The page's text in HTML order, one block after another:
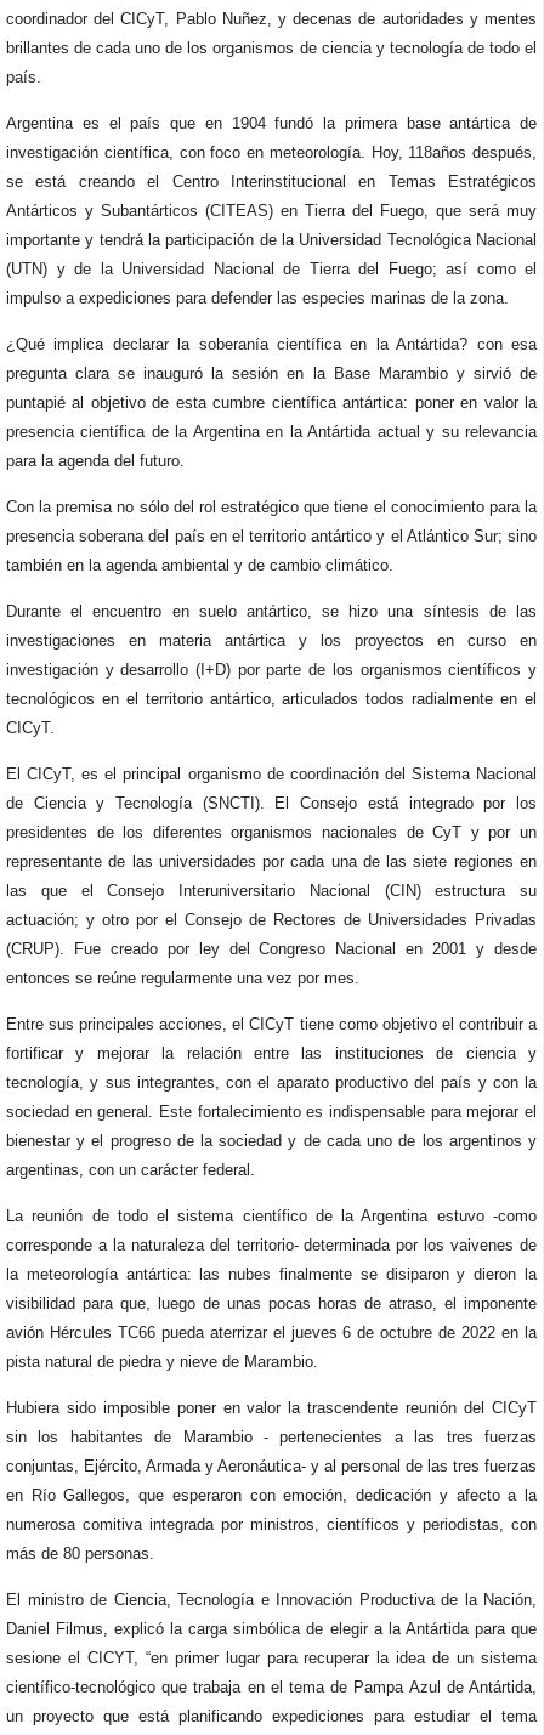
coordinador del CICyT, Pablo Nuñez, y decenas de autoridades y mentes
brillantes de cada uno de los organismos de ciencia y tecnología de todo el
país.
Argentina es el país que en 1904 fundó la primera base antártica de
investigación científica, con foco en meteorología. Hoy, 118años después,
se está creando el Centro Interinstitucional en Temas Estratégicos
Antárticos y Subantárticos (CITEAS) en Tierra del Fuego, que será muy
importante y tendrá la participación de la Universidad Tecnológica Nacional
(UTN) y de la Universidad Nacional de Tierra del Fuego; así como el
impulso a expediciones para defender las especies marinas de la zona.
¿Qué implica declarar la soberanía científica en la Antártida? con esa
pregunta clara se inauguró la sesión en la Base Marambio y sirvió de
puntapié al objetivo de esta cumbre científica antártica: poner en valor la
presencia científica de la Argentina en la Antártida actual y su relevancia
para la agenda del futuro.
Con la premisa no sólo del rol estratégico que tiene el conocimiento para la
presencia soberana del país en el territorio antártico y el Atlántico Sur; sino
también en la agenda ambiental y de cambio climático.
Durante el encuentro en suelo antártico, se hizo una síntesis de las
investigaciones en materia antártica y los proyectos en curso en
investigación y desarrollo (I+D) por parte de los organismos científicos y
tecnológicos en el territorio antártico, articulados todos radialmente en el
CICyT.
El CICyT, es el principal organismo de coordinación del Sistema Nacional
de Ciencia y Tecnología (SNCTI). El Consejo está integrado por los
presidentes de los diferentes organismos nacionales de CyT y por un
representante de las universidades por cada una de las siete regiones en
las que el Consejo Interuniversitario Nacional (CIN) estructura su
actuación; y otro por el Consejo de Rectores de Universidades Privadas
(CRUP). Fue creado por ley del Congreso Nacional en 2001 y desde
entonces se reúne regularmente una vez por mes.
Entre sus principales acciones, el CICyT tiene como objetivo el contribuir a
fortificar y mejorar la relación entre las instituciones de ciencia y
tecnología, y sus integrantes, con el aparato productivo del país y con la
sociedad en general. Este fortalecimiento es indispensable para mejorar el
bienestar y el progreso de la sociedad y de cada uno de los argentinos y
argentinas, con un carácter federal.
La reunión de todo el sistema científico de la Argentina estuvo -como
corresponde a la naturaleza del territorio- determinada por los vaivenes de
la meteorología antártica: las nubes finalmente se disiparon y dieron la
visibilidad para que, luego de unas pocas horas de atraso, el imponente
avión Hércules TC66 pueda aterrizar el jueves 6 de octubre de 2022 en la
pista natural de piedra y nieve de Marambio.
Hubiera sido imposible poner en valor la trascendente reunión del CICyT
sin los habitantes de Marambio - pertenecientes a las tres fuerzas
conjuntas, Ejército, Armada y Aeronáutica- y al personal de las tres fuerzas
en Río Gallegos, que esperaron con emoción, dedicación y afecto a la
numerosa comitiva integrada por ministros, científicos y periodistas, con
más de 80 personas.
El ministro de Ciencia, Tecnología e Innovación Productiva de la Nación,
Daniel Filmus, explicó la carga simbólica de elegir a la Antártida para que
sesione el CICYT, “en primer lugar para recuperar la idea de un sistema
científico-tecnológico que trabaja en el tema de Pampa Azul de Antártida,
un proyecto que está planificando expediciones para estudiar el tema